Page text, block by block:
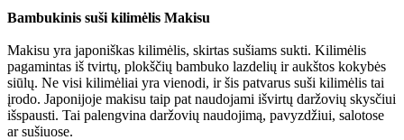
Bambukinis suši kilimėlis Makisu
Makisu yra japoniškas kilimėlis, skirtas sušiams sukti. Kilimėlis
pagamintas iš tvirtų, plokščių bambuko lazdelių ir aukštos kokybės
siūlų. Ne visi kilimėliai yra vienodi, ir šis patvarus suši kilimėlis tai
įrodo. Japonijoje makisu taip pat naudojami išvirtų daržovių skysčiui
išspausti. Tai palengvina daržovių naudojimą, pavyzdžiui, salotose
ar sušiuose.